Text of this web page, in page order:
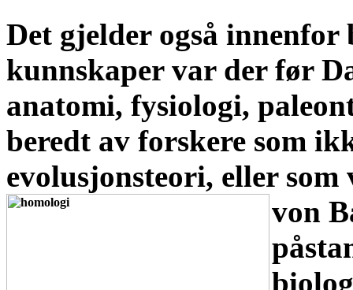
Det gjelder også
kunnskaper var der før
anatomi, fysiologi,
beredt av forskere som
evolusjonsteori, eller som
von